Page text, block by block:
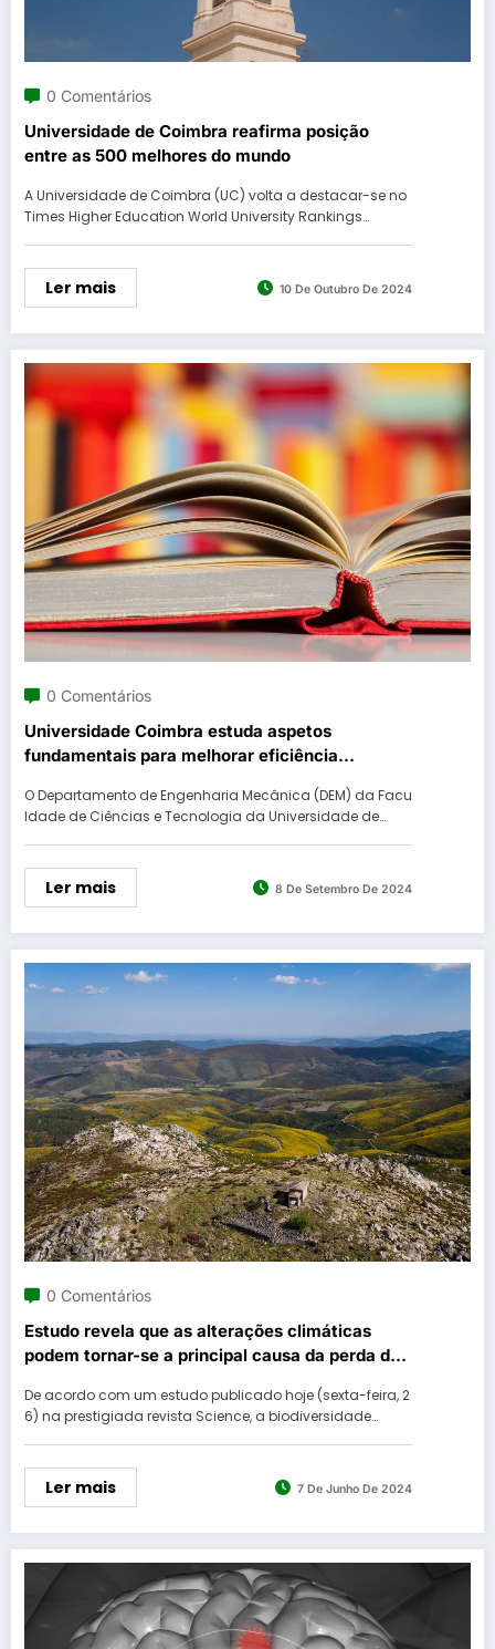
0 Comentários
Universidade de Coimbra reafirma posição
entre as 500 melhores do mundo
A Universidade de Coimbra (UC) volta a destacar-se no
Times Higher Education World University Rankings…
Ler mais 10 De Outubro De 2024
0 Comentários
Universidade Coimbra estuda aspetos
fundamentais para melhorar eficiência
O Departamento de Engenharia Mecânica (DEM) da Facu
ldade de Ciências e Tecnologia da Universidade de…
Ler mais 8 De Setembro De 2024
0 Comentários
Estudo revela que as alterações climáticas
podem tornar-se a principal causa da perda de
De acordo com um estudo publicado hoje (sexta-feira, 2
6) na prestigiada revista Science, a biodiversidade…
Ler mais 7 De Junho De 2024